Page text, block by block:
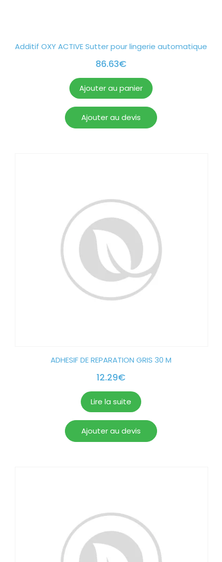
Additif OXY ACTIVE Sutter pour lingerie automatique
86.63€
Ajouter au panier
Ajouter au devis
ADHESIF DE REPARATION GRIS 30 M
12.29€
Lire la suite
Ajouter au devis